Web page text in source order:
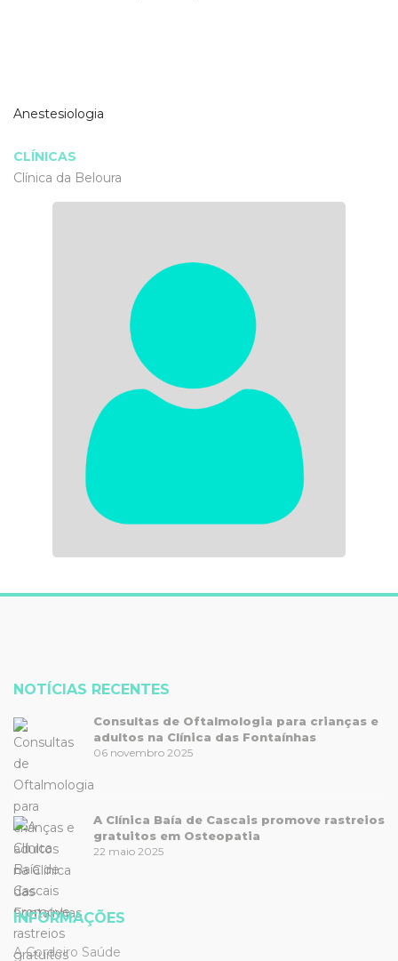
Anestesiologia
CLÍNICAS
Clínica da Beloura
NOTÍCIAS RECENTES
Consultas de Oftalmologia para crianças e
adultos na Clínica das Fontaínhas
06 novembro 2025
A Clínica Baía de Cascais promove rastreios
gratuitos em Osteopatia
22 maio 2025
INFORMAÇÕES
A Cordeiro Saúde